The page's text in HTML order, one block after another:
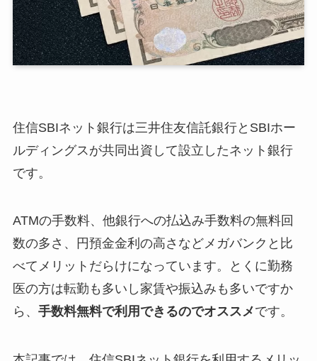
住信SBIネット銀行は三井住友信託銀行とSBIホー
ルディングスが共同出資して設立したネット銀行
です。
ATMの手数料、他銀行への払込み手数料の無料回
数の多さ、円預金金利の高さなどメガバンクと比
べて メリットだらけになっています。
とくに勤務
医の方は転勤も多いし家賃や振込みも多いですか
ら、 手数料無料で利用できるのでオススメです。